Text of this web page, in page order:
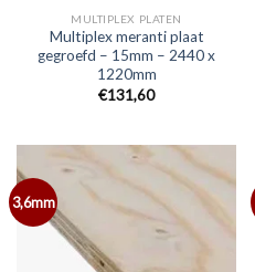
MULTIPLEX PLATEN
Multiplex meranti plaat
gegroefd – 15mm – 2440 x
1220mm
€131,60
3,6mm